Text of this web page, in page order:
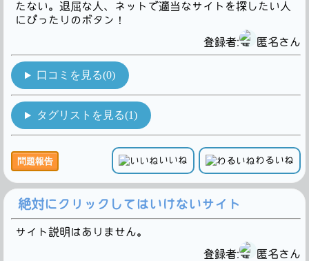
たない。退屈な人、ネットで適当なサイトを探したい人
にぴったりのボタン！
登録者:
匿名さん
口コミを見る(0)
タグリストを見る(1)
問題報告 いいね わるいね
絶対にクリックしてはいけないサイト
サイト説明はありません。
登録者:
匿名さん